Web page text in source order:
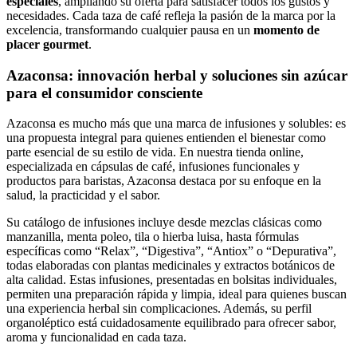
necesidades. Cada taza de café refleja la pasión de la marca por la
excelencia, transformando cualquier pausa en un momento de
placer gourmet.
Azaconsa: innovación herbal y soluciones sin azúcar
para el consumidor consciente
Azaconsa es mucho más que una marca de infusiones y solubles: es
una propuesta integral para quienes entienden el bienestar como
parte esencial de su estilo de vida. En nuestra tienda online,
especializada en cápsulas de café, infusiones funcionales y
productos para baristas, Azaconsa destaca por su enfoque en la
salud, la practicidad y el sabor.
Su catálogo de infusiones incluye desde mezclas clásicas como
manzanilla, menta poleo, tila o hierba luisa, hasta fórmulas
específicas como “Relax”, “Digestiva”, “Antiox” o “Depurativa”,
todas elaboradas con plantas medicinales y extractos botánicos de
alta calidad. Estas infusiones, presentadas en bolsitas individuales,
permiten una preparación rápida y limpia, ideal para quienes buscan
una experiencia herbal sin complicaciones. Además, su perfil
organoléptico está cuidadosamente equilibrado para ofrecer sabor,
aroma y funcionalidad en cada taza.